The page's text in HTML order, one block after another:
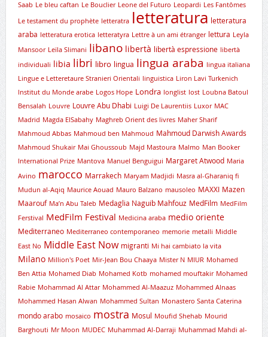
Saab Le bleu caftan Le Bouclier Leone del Futuro Leopardi Les Fantômes
Le testament du prophète letteratra letteratura letteratura
araba letteratura erotica letteratyra Lettre à un ami étranger lettura Leyla
Mansoor Leïla Slimani libano libertà libertà espressione libertà
individuali
libia libri libro lingua lingua araba lingua italiana
Lingue e Letteretaure Stranieri Orientali linguistica Liron Lavi Turkenich
lnstitut du Monde arabe Logos Hope Londra longlist lost Loubna Batoul
Bensalah Louvre Louvre Abu Dhabi Luigi De Laurentiis Luxor MAC
Madrid Magda ElSabahy Maghreb Orient des livres Maher Sharif
Mahmoud Abbas Mahmoud ben Mahmoud Mahmoud Darwish Awards
Mahmoud Shukair Mai Ghoussoub Majd Mastoura Malmo Man Booker
International Prize Mantova Manuel Benguigui Margaret Atwood Maria
Avino marocco Marrakech Maryam Madjidi Masra al-Gharaniq fi
Mudun al-Aqiq Maurice Aouad Mauro Balzano mausoleo MAXXI Mazen
Maarouf Ma’n Abu Taleb Medaglia Naguib Mahfouz MedFilm MedFilm
Ferstival MedFilm Festival Medicina araba medio oriente
Mediterraneo Mediterraneo contemporaneo memorie metalli Middle
East No Middle East Now migranti Mi hai cambiato la vita
Milano Million's Poet Mir-Jean Bou Chaaya Mister N MIUR Mohamed
Ben Attia Mohamed Diab Mohamed Kotb mohamed mouftakir Mohamed
Rabie Mohammad Al Attar Mohammed Al-Maazuz Mohammed Alnaas
Mohammed Hasan Alwan Mohammed Sultan Monastero Santa Caterina
mondo arabo mosaico mostra Mosul Moufid Shehab Mourid
Barghouti Mr Moon MUDEC Muhammad Al-Darraji Muhammad Mahdi al-